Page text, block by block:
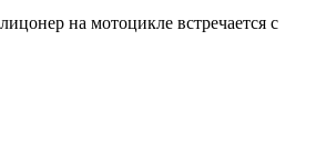
на мотоцикле встречается с